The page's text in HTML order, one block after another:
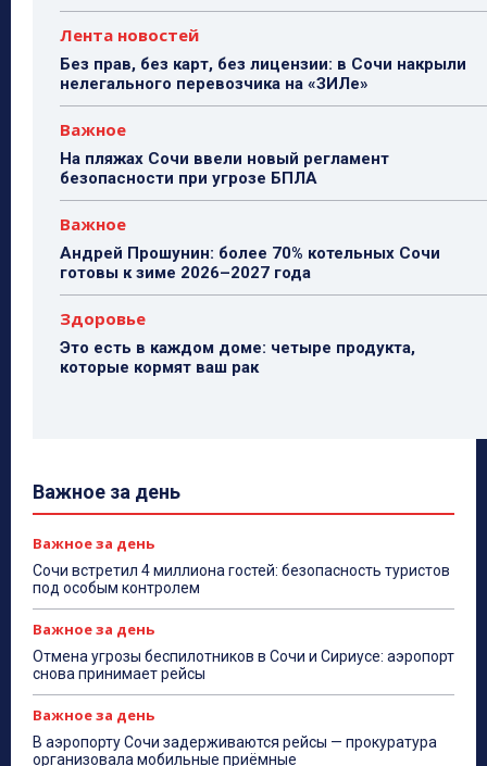
Лента новостей
Без прав, без карт, без лицензии: в Сочи накрыли
нелегального перевозчика на «ЗИЛе»
Важное
На пляжах Сочи ввели новый регламент
безопасности при угрозе БПЛА
Важное
Андрей Прошунин: более 70% котельных Сочи
готовы к зиме 2026–2027 года
Здоровье
Это есть в каждом доме: четыре продукта,
которые кормят ваш рак
Важное за день
Важное за день
Сочи встретил 4 миллиона гостей: безопасность туристов
под особым контролем
Важное за день
Отмена угрозы беспилотников в Сочи и Сириусе: аэропорт
снова принимает рейсы
Важное за день
В аэропорту Сочи задерживаются рейсы — прокуратура
организовала мобильные приёмные